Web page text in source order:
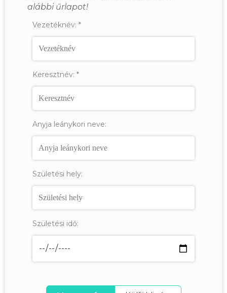
alábbi űrlapot!
Vezetéknév: *
Keresztnév: *
Anyja leánykori neve:
Születési hely:
Születési idő: